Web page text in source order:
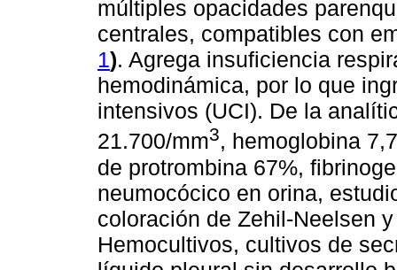
múltiples opacidades
centrales, compatibles con
1). Agrega insuficiencia
hemodinámica, por lo que
intensivos (UCI). De la
21.700/mm3, hemoglobina
de protrombina 67%,
neumocócico en orina,
coloración de Zehil-Neelsen
Hemocultivos, cultivos de